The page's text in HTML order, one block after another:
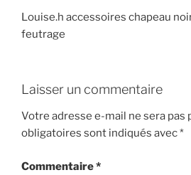
Louise.h accessoires chapeau
feutrage
Laisser un commentaire
Votre adresse e-mail ne sera pas
obligatoires sont indiqués avec*
Commentaire*